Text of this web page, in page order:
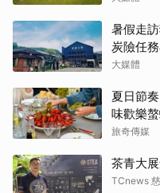
暑假走
炭險任
大媒體
夏日節
味歡樂
旅奇傳媒
茶青大
TCnews